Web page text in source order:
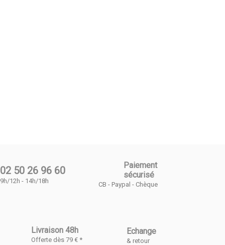
02 50 26 96 60
9h/12h - 14h/18h
Paiement
sécurisé
CB - Paypal - Chèque
Livraison 48h
Offerte dès 79 € *
Echange
& retour